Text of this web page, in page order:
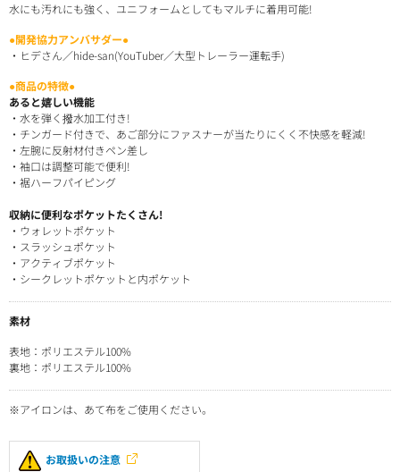
水にも汚れにも強く、ユニフォームとしてもマルチに着用可能!
●開発協力アンバサダー●
・ヒデさん／hide-san(YouTuber／大型トレーラー運転手)
●商品の特徴●
あると嬉しい機能
・水を弾く撥水加工付き!
・チンガード付きで、あご部分にファスナーが当たりにくく不快感を軽減!
・左腕に反射材付きペン差し
・袖口は調整可能で便利!
・裾ハーフパイピング
収納に便利なポケットたくさん!
・ウォレットポケット
・スラッシュポケット
・アクティブポケット
・シークレットポケットと内ポケット
素材
表地：ポリエステル100%
裏地：ポリエステル100%
※アイロンは、あて布をご使用ください。
お取扱いの注意